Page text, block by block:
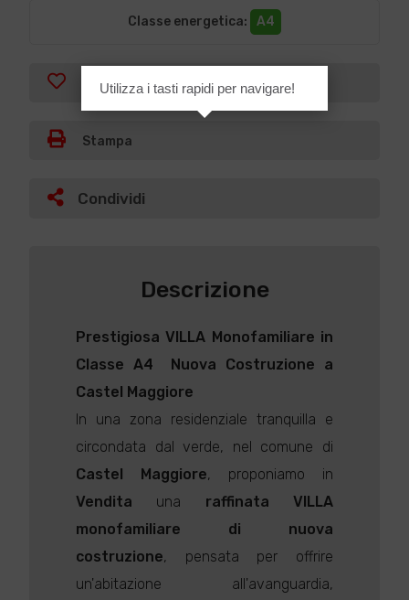
Classe energetica: A4
Preferiti
Stampa
Condividi
Descrizione
PrestigiosaVILLA Monofamiliare in
Classe A4  Nuova Costruzione a
Castel Maggiore
In una zona residenziale tranquilla e
circondata dal verde, nel comune di
Castel Maggiore, proponiamo in
Vendita una raffinata VILLA
monofamiliare di nuova
costruzione, pensata per offrire
un'abitazione all'avanguardia,
Utilizza i tasti rapidi per navigare!